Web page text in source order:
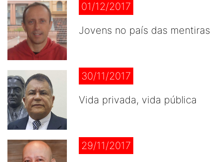
01/12/2017
Jovens no país das mentiras
30/11/2017
Vida privada, vida pública
29/11/2017